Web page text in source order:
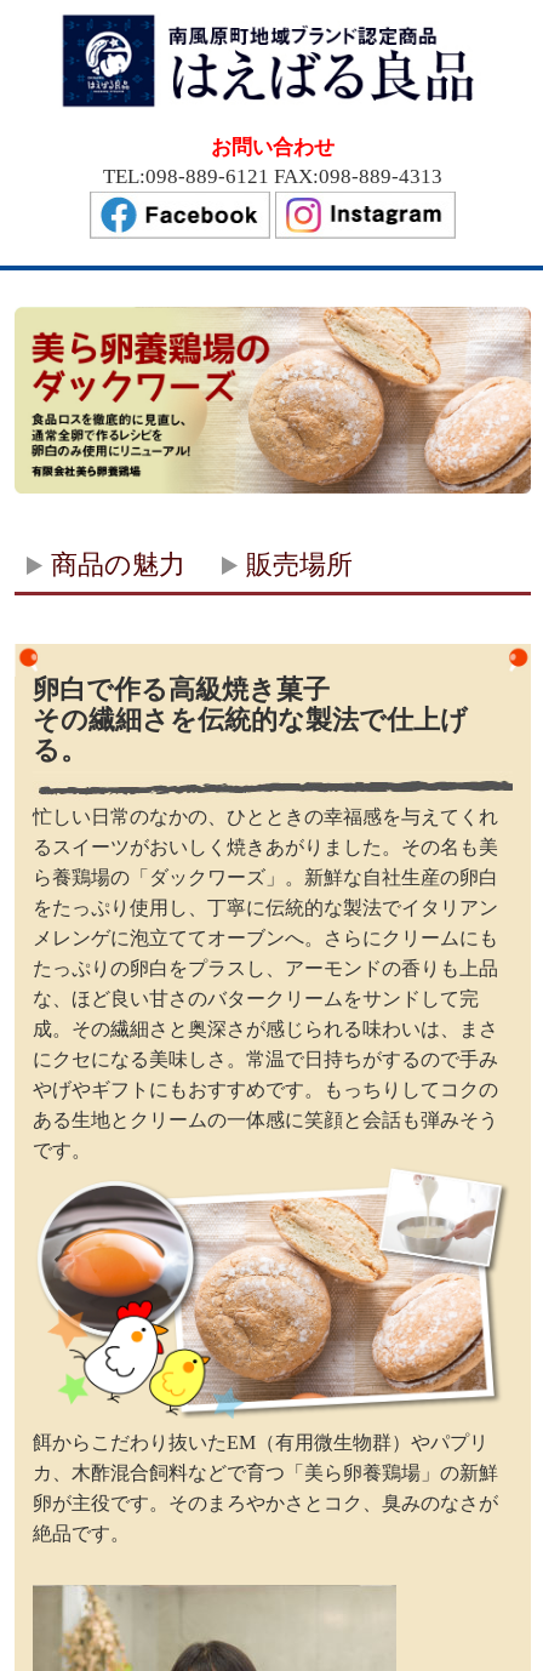
お問い合わせ
TEL:098-889-6121 FAX:098-889-4313
商品の魅力 販売場所
卵白で作る高級焼き菓子
その繊細さを伝統的な製法で仕上げ
る。
忙しい日常のなかの、ひとときの幸福感を与えてくれ
るスイーツがおいしく焼きあがりました。その名も美
ら養鶏場の「ダックワーズ」。新鮮な自社生産の卵白
をたっぷり使用し、丁寧に伝統的な製法でイタリアン
メレンゲに泡立ててオーブンへ。さらにクリームにも
たっぷりの卵白をプラスし、アーモンドの香りも上品
な、ほど良い甘さのバタークリームをサンドして完
成。その繊細さと奥深さが感じられる味わいは、まさ
にクセになる美味しさ。常温で日持ちがするので手み
やげやギフトにもおすすめです。もっちりしてコクの
ある生地とクリームの一体感に笑顔と会話も弾みそう
です。
餌からこだわり抜いたEM（有用微生物群）やパプリ
カ、木酢混合飼料などで育つ「美ら卵養鶏場」の新鮮
卵が主役です。そのまろやかさとコク、臭みのなさが
絶品です。